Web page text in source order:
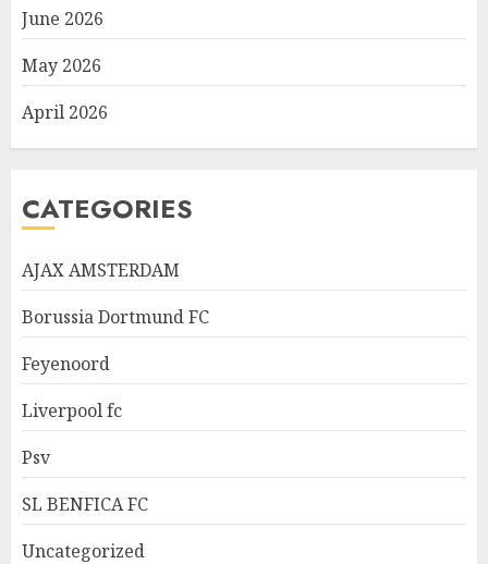
June 2026
May 2026
April 2026
CATEGORIES
AJAX AMSTERDAM
Borussia Dortmund FC
Feyenoord
Liverpool fc
Psv
SL BENFICA FC
Uncategorized